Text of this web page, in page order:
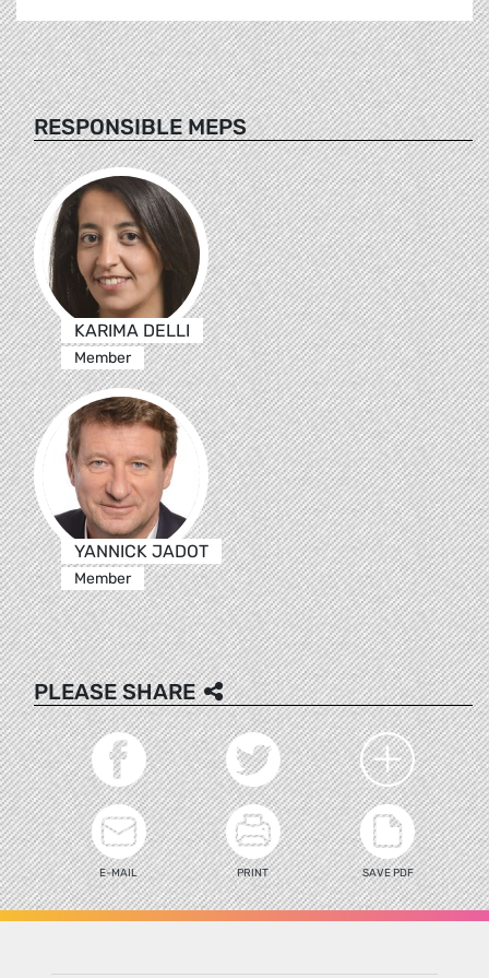
RESPONSIBLE MEPS
KARIMA DELLI
Member
YANNICK JADOT
Member
PLEASE SHARE
E-MAIL PRINT SAVE PDF